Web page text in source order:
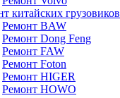
китайских грузовиков
Ремонт BAW
Ремонт Dong Feng
Ремонт FAW
Ремонт Foton
Ремонт HIGER
Ремонт HOWO